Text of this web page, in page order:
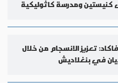
ومدرسة كاثوليكية
تعزيز الانسجام من خلال
في بنغلاديش